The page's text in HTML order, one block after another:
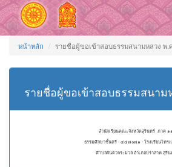
หน้าหลัก รายชื่อผู้ขอเข้าสอบธรรมสนามหลวง พ
รายชื่อผู้ขอเข้าสอบธรรมสนา
สำนักเรียนคณะจังหวัดสุรินทร์ ภาค ๑๑
ธรรมศึกษาชั้นตรี - ๔๔๗๐๗๑ - โรงเรียนไทรแ
ตำบลกันตวจระมวล อำเภอปราสาท สุริน